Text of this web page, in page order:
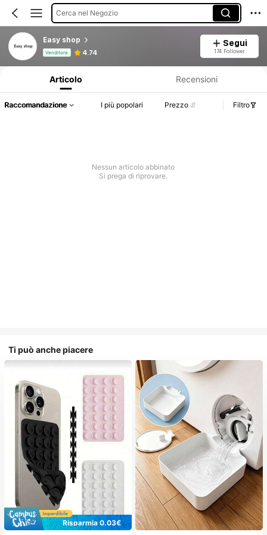
Cerca nel Negozio
Easy shop
Venditore 4.74
Segui
174 Follower
Articolo Recensioni
Raccomandazione I più popolari Prezzo Filtro
Nessun articolo abbinato
Si prega di riprovare.
Ti può anche piacere
Risparmia 0.03€